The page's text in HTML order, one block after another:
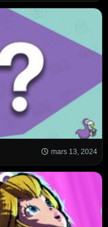
mars 13, 2024